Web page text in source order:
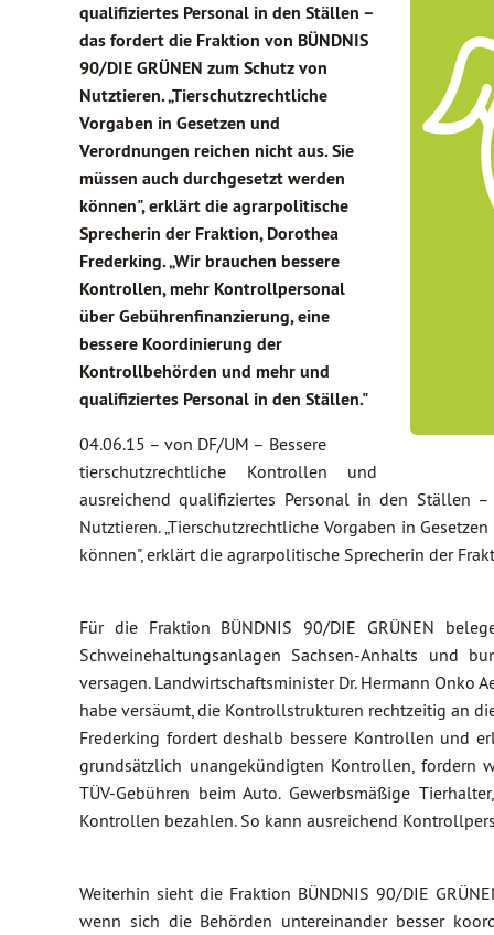
qualifiziertes Personal in den Ställen –
das fordert die Fraktion von BÜNDNIS
90/DIE GRÜNEN zum Schutz von
Nutztieren. „Tierschutzrechtliche
Vorgaben in Gesetzen und
Verordnungen reichen nicht aus. Sie
müssen auch durchgesetzt werden
können", erklärt die agrarpolitische
Sprecherin der Fraktion, Dorothea
Frederking. „Wir brauchen bessere
Kontrollen, mehr Kontrollpersonal
über Gebührenfinanzierung, eine
bessere Koordinierung der
Kontrollbehörden und mehr und
qualifiziertes Personal in den Ställen."
04.06.15 – von DF/UM – Bessere
tierschutzrechtliche Kontrollen und
ausreichend qualifiziertes Personal in den Ställen
Nutztieren. „Tierschutzrechtliche Vorgaben in
können", erklärt die agrarpolitische Sprecherin der
Für die Fraktion BÜNDNIS 90/DIE GRÜNEN
Schweinehaltungsanlagen Sachsen-Anhalts und
versagen. Landwirtschaftsminister Dr. Hermann Onko
habe versäumt, die Kontrollstrukturen rechtzeitig an
Frederking fordert deshalb bessere Kontrollen und
grundsätzlich unangekündigten Kontrollen, fordern
TÜV-Gebühren beim Auto. Gewerbsmäßige
Kontrollen bezahlen. So kann ausreichend
Weiterhin sieht die Fraktion BÜNDNIS 90/DIE
wenn sich die Behörden untereinander besser